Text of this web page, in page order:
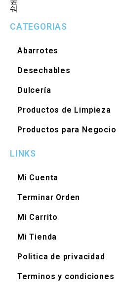
CATEGORIAS
Abarrotes
Desechables
Dulcería
Productos de Limpieza
Productos para Negocio
LINKS
Mi Cuenta
Terminar Orden
Mi Carrito
Mi Tienda
Politica de privacidad
Terminos y condiciones